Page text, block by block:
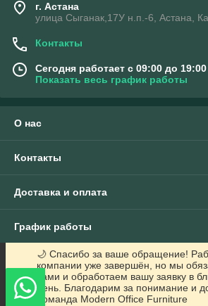
г. Астана
улица Сыганак,17У н.п.-6, Астана,
Контакты
Сегодня работает с 09:00 до 19:00
Показать весь график работы
О нас
Контакты
Доставка и оплата
График работы
Полная версия сайта
Сайт создан на маркетплейсеSatu.kz
🌙 Спасибо за ваше обращение!
компании уже завершён, но мы
вами и обработаем вашу заявку в
день. Благодарим за понимание и
Команда Modern Office Furniture